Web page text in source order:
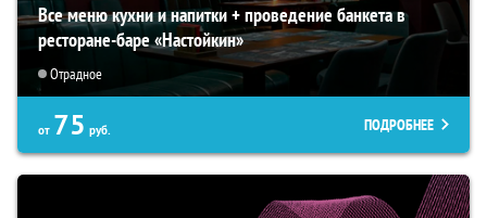
Все меню кухни и напитки + проведение банкета в
ресторане-баре «Настойкин»
Отрадное
от 75 руб. ПОДРОБНЕЕ